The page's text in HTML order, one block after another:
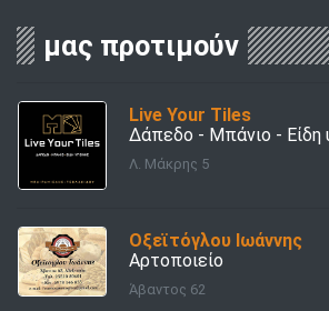
μας προτιμούν
Live Your Tiles
Δάπεδο - Μπάνιο - Είδη
Λ. Μάκρης 5
Οξεϊτόγλου Ιωάννης
Αρτοποιείο
Άβαντος 62